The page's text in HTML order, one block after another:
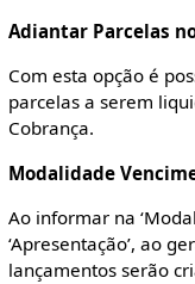
Adiantar Parcelas
Com esta opção é
parcelas a serem
Cobrança.
Modalidade
Ao informar na
‘Apresentação’, ao
lançamentos serão